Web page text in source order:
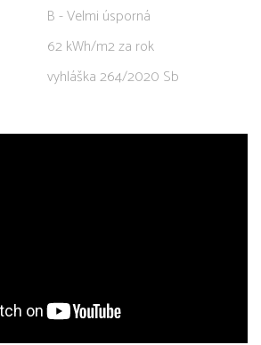
B - Velmi úsporná
62 kWh/m2 za rok
vyhláška 264/2020 Sb